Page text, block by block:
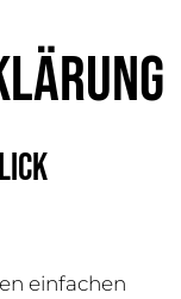
einfachen